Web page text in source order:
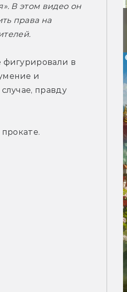
В этом видео он
права на
фигурировали в
и
правду